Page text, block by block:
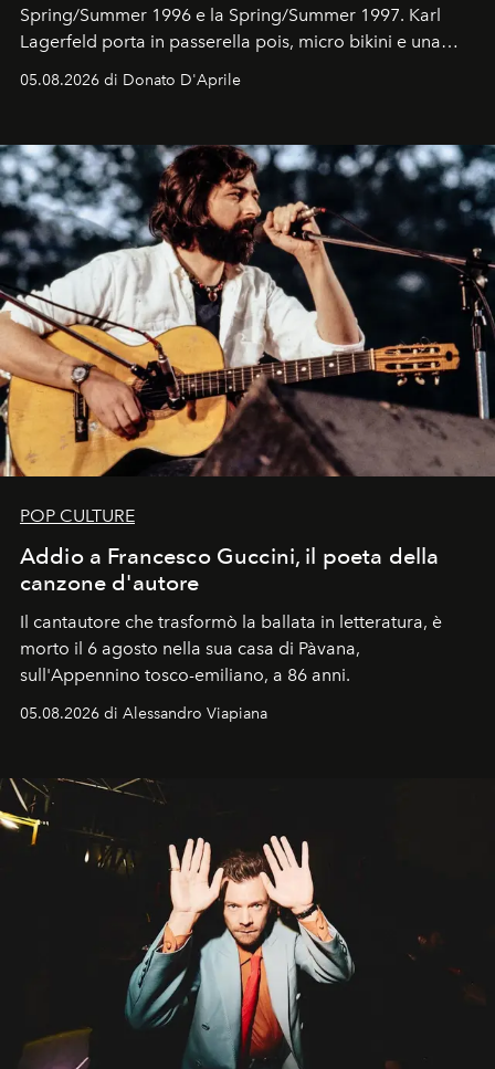
Spring/Summer 1996 e la Spring/Summer 1997. Karl
Lagerfeld porta in passerella pois, micro bikini e una
Kate, Claudia e Carla una dietro l'altra. Trent'anni dopo,
uno dei documenti più contemporanei che abbiamo.
05.08.2026 di Donato D'Aprile
POP CULTURE
Addio a Francesco Guccini, il poeta della
canzone d'autore
Il cantautore che trasformò la ballata in letteratura, è
morto il 6 agosto nella sua casa di Pàvana,
sull'Appennino tosco-emiliano, a 86 anni.
05.08.2026 di Alessandro Viapiana